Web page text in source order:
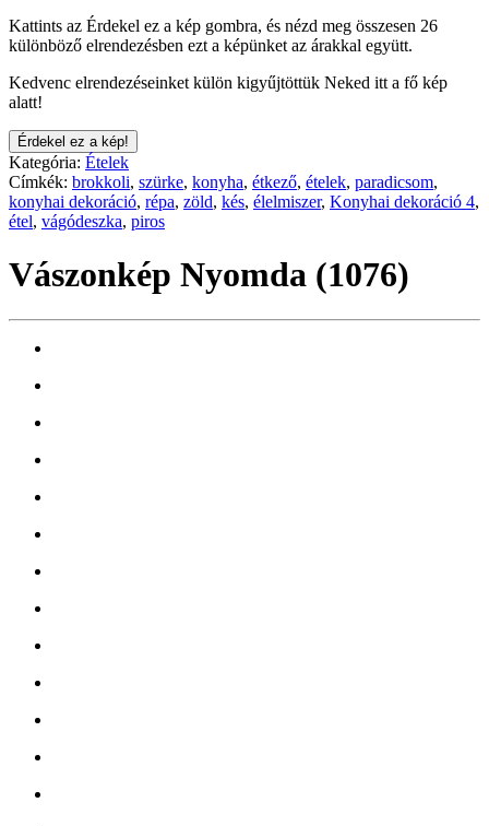
Kattints az Érdekel ez a kép gombra, és nézd meg összesen 26
különböző elrendezésben ezt a képünket az árakkal együtt.
Kedvenc elrendezéseinket külön kigyűjtöttük Neked itt a fő kép
alatt!
Érdekel ez a kép!
Kategória: Ételek
Címkék: brokkoli, szürke, konyha, étkező, ételek, paradicsom,
konyhai dekoráció, répa, zöld, kés, élelmiszer, Konyhai dekoráció 4,
étel, vágódeszka, piros
Vászonkép Nyomda (1076)